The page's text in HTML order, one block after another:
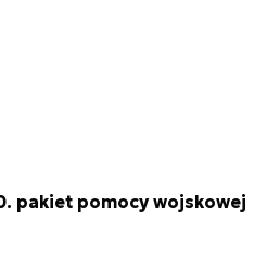
pakiet pomocy wojskowej